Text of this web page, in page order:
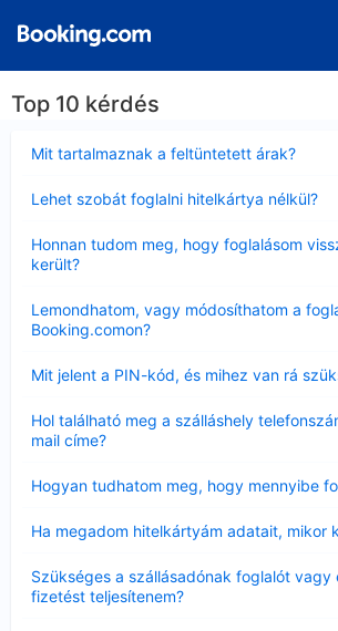
Top 10 kérdés
Mit tartalmaznak a feltüntetett árak?
Lehet szobát foglalni hitelkártya nélkül?
Honnan tudom meg, hogy foglalásom
került?
Lemondhatom, vagy módosíthatom a
Booking.comon?
Mit jelent a PIN-kód, és mihez van rá
Hol található meg a szálláshely
mail címe?
Hogyan tudhatom meg, hogy mennyibe
Ha megadom hitelkártyám adatait, mikor
Szükséges a szállásadónak foglalót vagy
fizetést teljesítenem?